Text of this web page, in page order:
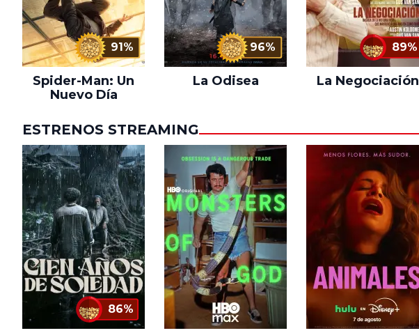
91%
Spider-Man: Un
Nuevo Día
96%
La Odisea
89%
La Negociación
ESTRENOS STREAMING
86%